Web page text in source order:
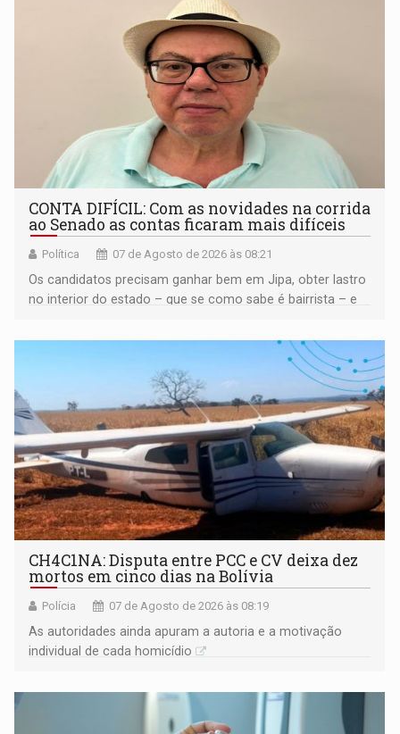
CONTA DIFÍCIL: Com as novidades na corrida
ao Senado as contas ficaram mais difíceis
Política 07 de Agosto de 2026 às 08:21
Os candidatos precisam ganhar bem em Jipa, obter lastro
no interior do estado – que se como sabe é bairrista – e
garantir
CH4C1NA: Disputa entre PCC e CV deixa dez
mortos em cinco dias na Bolívia
Polícia 07 de Agosto de 2026 às 08:19
As autoridades ainda apuram a autoria e a motivação
individual de cada homicídio